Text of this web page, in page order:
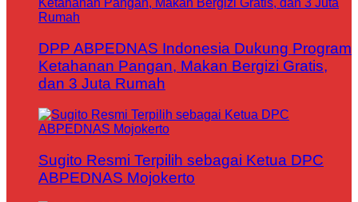
DPP ABPEDNAS Indonesia Dukung Program
Ketahanan Pangan, Makan Bergizi Gratis,
dan 3 Juta Rumah
Sugito Resmi Terpilih sebagai Ketua DPC
ABPEDNAS Mojokerto